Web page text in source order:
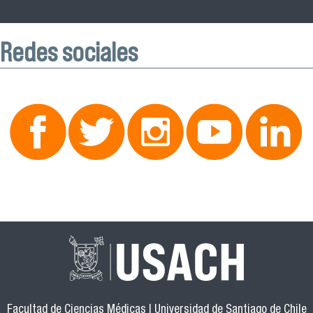
Redes sociales
Facultad de Ciencias Médicas | Universidad de Santiago de Chile